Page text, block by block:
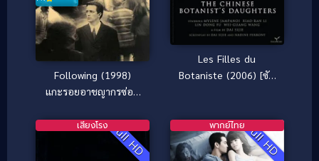
Following (1998)
แกะรอยอาชญากรซ่อน
Les Filles du
Botaniste (2006) [ซับ
Full HD
เสียงโรง Full HD
พากย์ไทย